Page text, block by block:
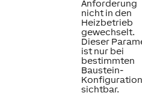
Anforderung
nicht in den
Heizbetrieb
gewechselt.
Dieser
ist nur bei
bestimmten
Baustein-
sichtbar.